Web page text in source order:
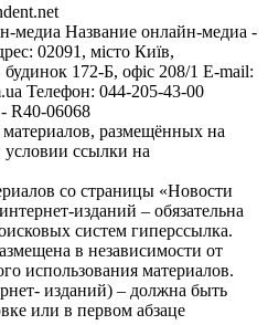
медиа Название онлайн-медиа -
02091, місто Київ,
172-Б, офіс 208/1 E-mail:
Телефон: 044-205-43-00
R40-06068
размещённых на
условии ссылки на
со страницы «Новости
изданий – обязательна
систем гиперссылка.
в независимости от
использования материалов.
изданий) – должна быть
или в первом абзаце